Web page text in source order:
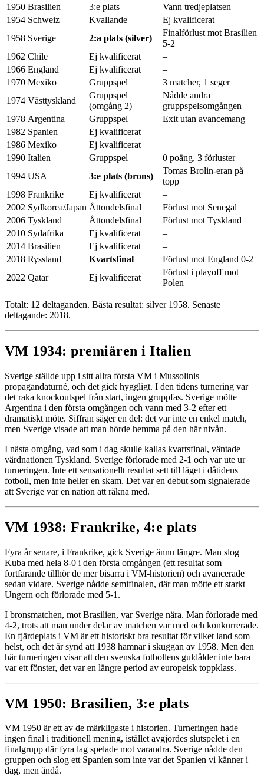
1950 Brasilien 3:e plats
Vann tredjeplatsen
1954 Schweiz Kvallande
Ej kvalificerat
1958 Sverige 2:a plats (silver)
Finalförlust mot Brasilien
5-2
1962 Chile Ej kvalificerat
–
1966 England Ej kvalificerat
–
1970 Mexiko Gruppspel
3 matcher, 1 seger
1974 Västtyskland
Gruppspel
(omgång 2)
Nådde andra
gruppspelsomgången
1978 Argentina Gruppspel
Exit utan avancemang
1982 Spanien Ej kvalificerat
–
1986 Mexiko Ej kvalificerat
–
1990 Italien Gruppspel
0 poäng, 3 förluster
1994 USA 3:e plats (brons)
Tomas Brolin-eran på
topp
1998 Frankrike Ej kvalificerat
–
2002 Sydkorea/Japan Åttondelsfinal
Förlust mot Senegal
2006 Tyskland Åttondelsfinal
Förlust mot Tyskland
2010 Sydafrika Ej kvalificerat
–
2014 Brasilien Ej kvalificerat
–
2018 Ryssland Kvartsfinal
Förlust mot England 0-2
2022 Qatar Ej kvalificerat
Förlust i playoff mot
Polen
Totalt: 12 deltaganden. Bästa resultat: silver 1958. Senaste
deltagande: 2018.
VM 1934: premiären i Italien
Sverige ställde upp i sitt allra första VM i Mussolinis
propagandaturné, och det gick hyggligt. I den tidens turnering var
det raka knockoutspel från start, ingen gruppfas. Sverige mötte
Argentina i den första omgången och vann med 3-2 efter ett
dramatiskt möte. Siffran säger en del: det var inte en enkel match,
men Sverige visade att man hörde hemma på den här nivån.
I nästa omgång, vad som i dag skulle kallas kvartsfinal, väntade
värdnationen Tyskland. Sverige förlorade med 2-1 och var ute ur
turneringen. Inte ett sensationellt resultat sett till läget i dåtidens
fotboll, men inte heller en skam. Det var en debut som signalerade
att Sverige var en nation att räkna med.
VM 1938: Frankrike, 4:e plats
Fyra år senare, i Frankrike, gick Sverige ännu längre. Man slog
Kuba med hela 8-0 i den första omgången (ett resultat som
fortfarande tillhör de mer bisarra i VM-historien) och avancerade
sedan vidare. Sverige nådde semifinalen, där man mötte ett starkt
Ungern och förlorade med 5-1.
I bronsmatchen, mot Brasilien, var Sverige nära. Man förlorade med
4-2, trots att man under delar av matchen var med och konkurrerade.
En fjärdeplats i VM är ett historiskt bra resultat för vilket land som
helst, och det är synd att 1938 hamnar i skuggan av 1958. Men den
här turneringen visar att den svenska fotbollens guldålder inte bara
var ett fönster, det var en längre period av europeisk toppklass.
VM 1950: Brasilien, 3:e plats
VM 1950 är ett av de märkligaste i historien. Turneringen hade
ingen final i traditionell mening, istället avgjordes slutspelet i en
finalgrupp där fyra lag spelade mot varandra. Sverige nådde den
gruppen och slog ett Spanien som inte var det Spanien vi känner i
dag, men ändå.